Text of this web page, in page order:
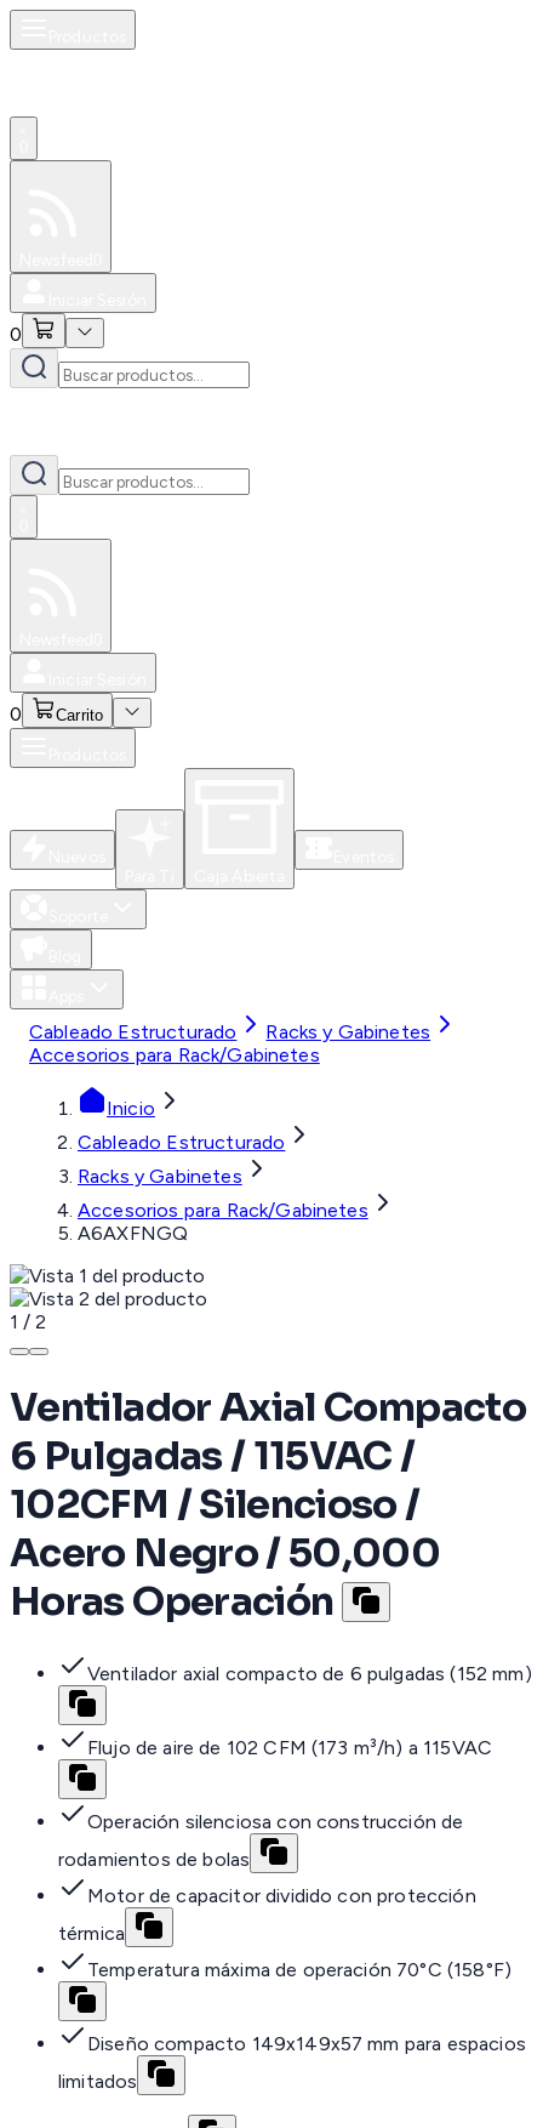
0
0 Carrito
Cableado Estructurado
Racks y Gabinetes
Accesorios para Rack/Gabinetes
Inicio
Cableado Estructurado
Racks y Gabinetes
Accesorios para Rack/Gabinetes
A6AXFNGQ
1 / 2
Ventilador Axial Compacto
6 Pulgadas / 115VAC /
102CFM / Silencioso /
Acero Negro / 50,000
Horas Operación
Ventilador axial compacto de 6 pulgadas (152 mm)
Flujo de aire de 102 CFM (173 m³/h) a 115VAC
Operación silenciosa con construcción de
rodamientos de bolas
Motor de capacitor dividido con protección
térmica
Temperatura máxima de operación 70°C (158°F)
Diseño compacto 149x149x57 mm para espacios
limitados